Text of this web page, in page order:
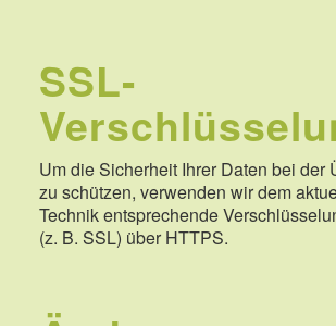
SSL-
Um die Sicherheit Ihrer Daten bei der
zu schützen, verwenden wir dem
Technik entsprechende
(z. B. SSL) über HTTPS.